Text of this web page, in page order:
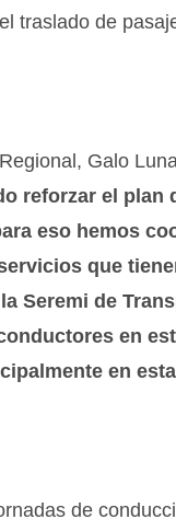
traslado de
Galo
reforzar el
eso hemos
que
Seremi de
en
en
de